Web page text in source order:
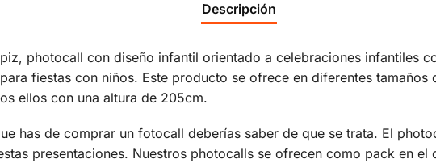
Descripción
photocall con diseño infantil orientado a celebraciones infantiles
fiestas con niños. Este producto se ofrece en diferentes tamaños
ellos con una altura de 205cm.
has de comprar un fotocall deberías saber de que se trata. El
presentaciones. Nuestros photocalls se ofrecen como pack en el